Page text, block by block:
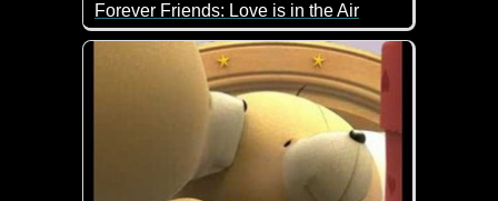
Forever Friends: Love is in the Air
Ist das ein liebes Video. Allein die Bärchen sind